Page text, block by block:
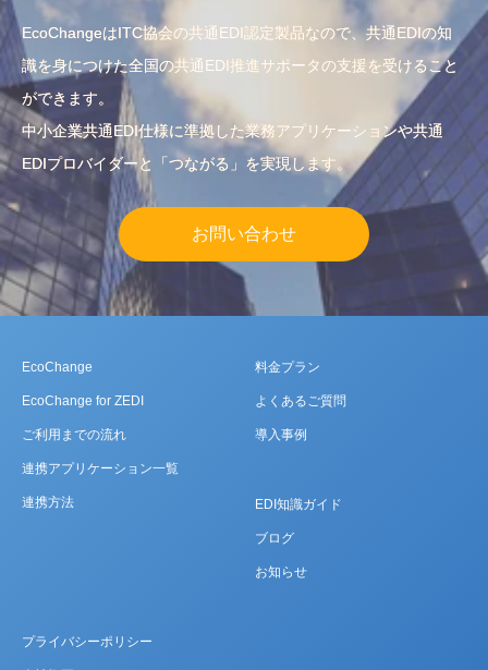
EcoChangeはITC協会の共通EDI認定製品なので、共通EDIの知
識を身につけた全国の共通EDI推進サポータの支援を受けること
ができます。
中小企業共通EDI仕様に準拠した業務アプリケーションや共通
EDIプロバイダーと「つながる」を実現します。
お問い合わせ
EcoChange
EcoChange for ZEDI
ご利用までの流れ
連携アプリケーション一覧
連携方法
料金プラン
よくあるご質問
導入事例
EDI知識ガイド
ブログ
お知らせ
プライバシーポリシー